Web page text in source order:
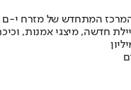
המרכז המתחדש של מזרח י-ם
חדשה, מיצגי אמנות,